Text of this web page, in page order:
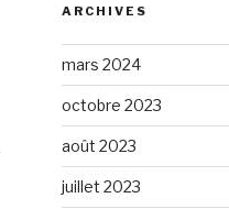
ARCHIVES
mars 2024
octobre 2023
août 2023
juillet 2023